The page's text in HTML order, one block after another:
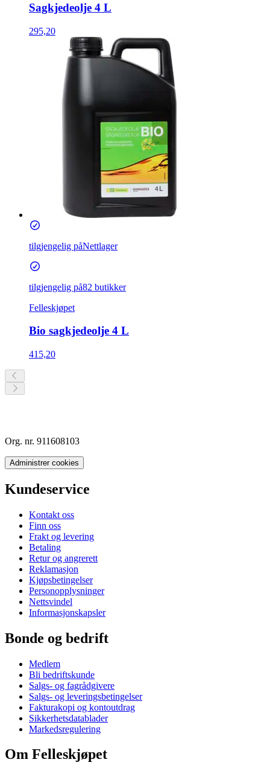
Sagkjedeolje 4 L
295,20
tilgjengelig påNettlager
tilgjengelig på82 butikker
Felleskjøpet
Bio sagkjedeolje 4 L
415,20
Org. nr. 911608103
Administrer cookies
Kundeservice
Kontakt oss
Finn oss
Frakt og levering
Betaling
Retur og angrerett
Reklamasjon
Kjøpsbetingelser
Personopplysninger
Nettsvindel
Informasjonskapsler
Bonde og bedrift
Medlem
Bli bedriftskunde
Salgs- og fagrådgivere
Salgs- og leveringsbetingelser
Fakturakopi og kontoutdrag
Sikkerhetsdatablader
Markedsregulering
Om Felleskjøpet